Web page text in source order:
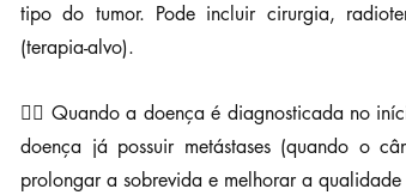
tipo do tumor. Pode incluir cirurgia,
(terapia-alvo).
👉🏼 Quando a doença é diagnosticada no
doença já possuir metástases (quando o
prolongar a sobrevida e melhorar a